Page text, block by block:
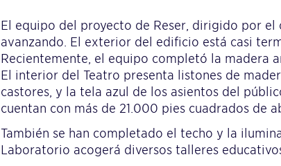
El equipo del proyecto de Reser, dirigido por el
avanzando. El exterior del edificio está casi
Recientemente, el equipo completó la madera
El interior del Teatro presenta listones de
castores, y la tela azul de los asientos del
cuentan con más de 21.000 pies cuadrados de
También se han completado el techo y la
Laboratorio acogerá diversos talleres